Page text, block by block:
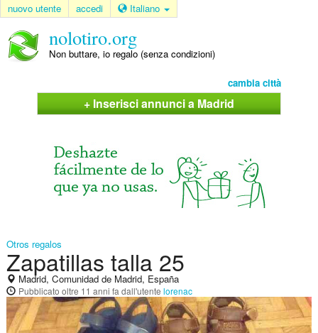
nuovo utente accedi Italiano
nolotiro.org
Non buttare, io regalo (senza condizioni)
cambia città
+ Inserisci annunci a Madrid
Otros regalos
Zapatillas talla 25
Madrid, Comunidad de Madrid, España
Pubblicato oltre 11 anni fa dall'utente lorenac